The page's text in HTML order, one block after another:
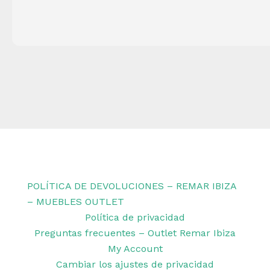
POLÍTICA DE DEVOLUCIONES – REMAR IBIZA
– MUEBLES OUTLET
Política de privacidad
Preguntas frecuentes – Outlet Remar Ibiza
My Account
Cambiar los ajustes de privacidad